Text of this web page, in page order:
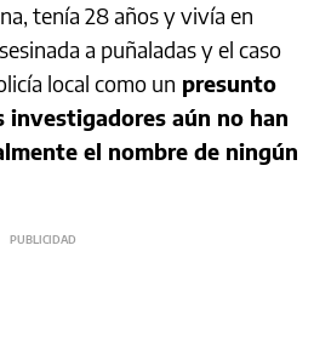
tenía 28 años y vivía en
a puñaladas y el caso
local como un presunto
investigadores aún no han
el nombre de ningún